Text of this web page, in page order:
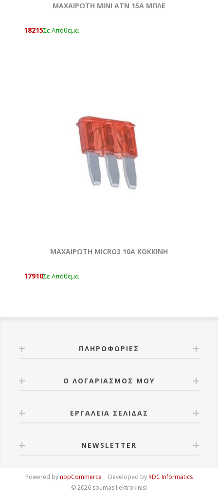
ΜΑΧΑΙΡΩΤΗ ΜΙΝΙ ATN 15Α ΜΠΛΕ
18215Σε Απόθεμα
ΜΑΧΑΙΡΩΤΗ MICRO3 10A ΚΟΚΚΙΝΗ
17910Σε Απόθεμα
ΠΛΗΡΟΦΟΡΊΕΣ
Ο ΛΟΓΑΡΙΑΣΜΌΣ ΜΟΥ
ΕΡΓΑΛΕΊΑ ΣΕΛΊΔΑΣ
NEWSLETTER
Powered bynopCommerce Developed byRDC Informatics
© 2026 soumas Ilektrokinisi